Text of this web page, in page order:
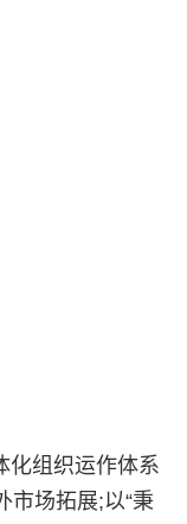
化组织运作体系
市场拓展;以“秉